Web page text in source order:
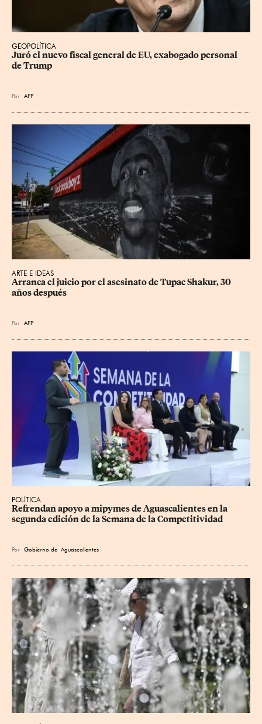
GEOPOLÍTICA
Juró el nuevo fiscal general de EU, exabogado personal
de Trump
Por AFP
ARTE E IDEAS
Arranca el juicio por el asesinato de Tupac Shakur, 30
años después
Por AFP
POLÍTICA
Refrendan apoyo a mipymes de Aguascalientes en la
segunda edición de la Semana de la Competitividad
Por Gobierno de Aguascalientes